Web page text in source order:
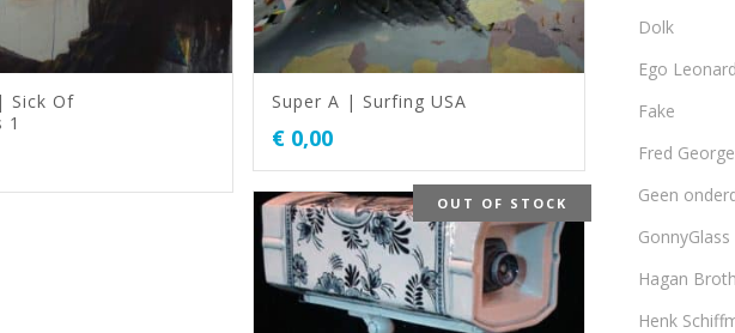
Sick Of
1
Super A | Surfing USA
€ 0,00
OUT OF STOCK
Dolk
Ego Leonard
Fake
Fred George
Geen
GonnyGlass
Hagan
Henk